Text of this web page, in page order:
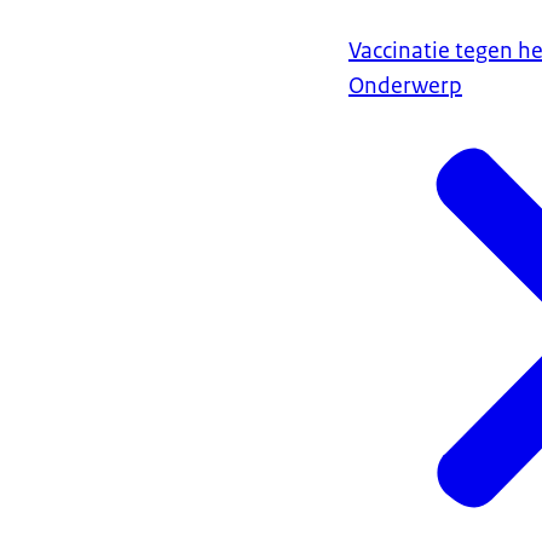
Vaccinatie tegen
Onderwerp